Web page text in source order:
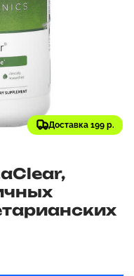
Доставка 199 р.